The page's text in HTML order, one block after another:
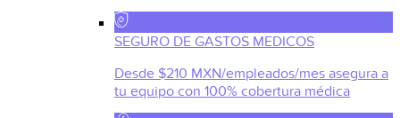
SEGURO DE GASTOS MEDICOS
Desde $210 MXN/empleados/mes asegura a
tu equipo con 100% cobertura médica